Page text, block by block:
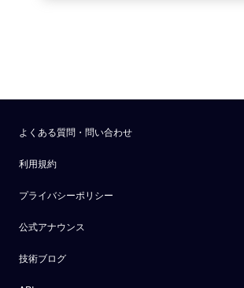
よくある質問・問い合わせ
利用規約
プライバシーポリシー
公式アナウンス
技術ブログ